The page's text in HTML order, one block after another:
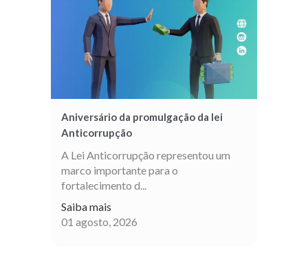
Aniversário da promulgação da lei
Anticorrupção
A Lei Anticorrupção representou um
marco importante para o
fortalecimento d...
Saiba mais
01 agosto, 2026